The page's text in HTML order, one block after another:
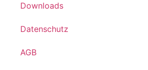
Downloads
Datenschutz
AGB